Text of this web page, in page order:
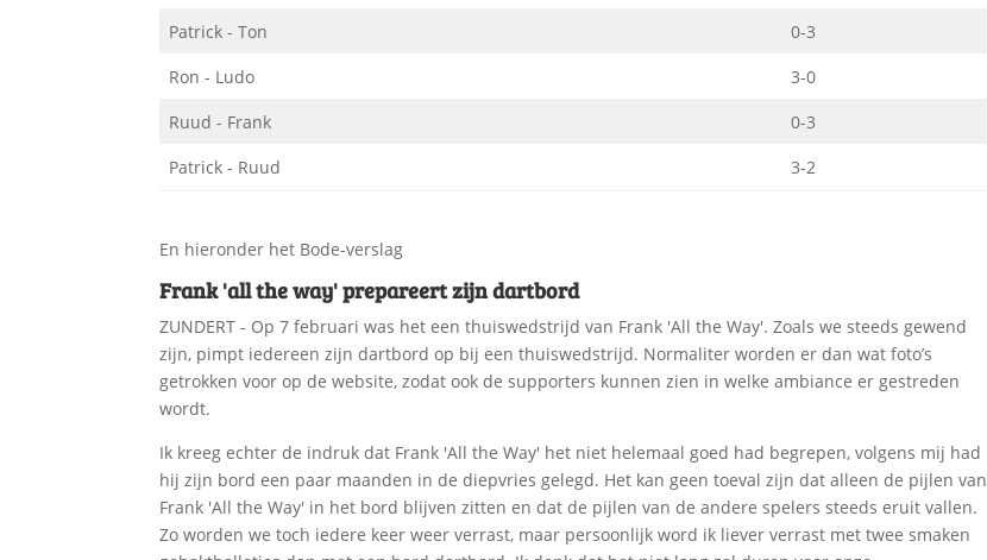
Patrick - Ton
0-3
Ron - Ludo
3-0
Ruud - Frank
0-3
Patrick - Ruud
3-2
En hieronder het Bode-verslag
Frank 'all the way' prepareert zijn dartbord
ZUNDERT - Op 7 februari was het een thuiswedstrijd van Frank 'All the Way'. Zoals we steeds gewend
zijn, pimpt iedereen zijn dartbord op bij een thuiswedstrijd. Normaliter worden er dan wat foto’s
getrokken voor op de website, zodat ook de supporters kunnen zien in welke ambiance er gestreden
wordt.
Ik kreeg echter de indruk dat Frank 'All the Way' het niet helemaal goed had begrepen, volgens mij had
hij zijn bord een paar maanden in de diepvries gelegd. Het kan geen toeval zijn dat alleen de pijlen van
Frank 'All the Way' in het bord blijven zitten en dat de pijlen van de andere spelers steeds eruit vallen.
Zo worden we toch iedere keer weer verrast, maar persoonlijk word ik liever verrast met twee smaken